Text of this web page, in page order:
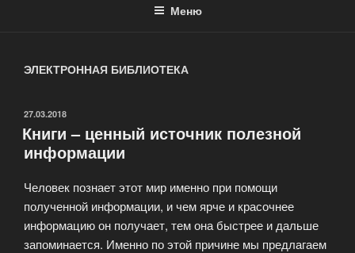
Меню
ЭЛЕКТРОННАЯ БИБЛИОТЕКА
ОПУБЛИКОВАНО
27.03.2018
Книги – ценный источник полезной
информации
Человек познает этот мир именно при помощи
полученной информации, и чем ярче и красочнее
информацию он получает, тем она быстрее и дальше
запоминается. Именно по этой причине мы предлагаем